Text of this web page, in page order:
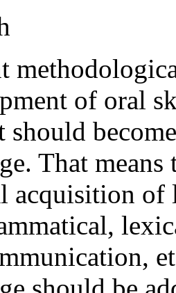
of oral
should
That
acquisition of